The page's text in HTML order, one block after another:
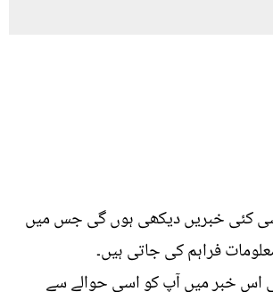
کئی خبریں دیکھی ہوں گی جس میں
فراہم کی جاتی ہیں۔
اس خبر میں آپ کو اسی حوالے سے